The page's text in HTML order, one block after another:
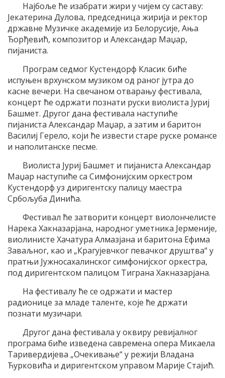
Најбоље ће изабрати жири у чијем су саставу:
Јекатерина Дулова, председница жирија и ректор
државне Музичке академије из Белорусије, Ања
Ђорђевић, композитор и Александар Маџар,
пијаниста.
Програм седмог Кустендорф Класик биће
испуњен врхунском музиком од раног јутра до
касне вечери. На свечаном отварању фестивала,
концерт ће одржати познати руски виолиста Јуриј
Башмет. Другог дана фестивала наступиће
пијаниста Александар Маџар, а затим и баритон
Василиј Герело, који ће извести старе руске романсе
и наполитанске песме.
Виолиста Јуриј Башмет и пијаниста Александар
Маџар наступиће са Симфонијским оркестром
Кустендорф уз диригентску палицу маестра
Србољуба Динића.
Фестивал ће затворити концерт виолончелисте
Нарека Хакназарјана, народног уметника Јерменије,
виолинисте Хачатура Алмазјана и баритона Ефима
Заваљног, као и „Крагујевчког певачког друштва“ у
пратњи Јужносахалинског симфонијског оркeстра,
под диригентском палицом Тиграна Хакназарјана.
На фестивалу ће се одржати и мастер
радионице за младе таленте, које ће држати
познати музичари.
Другог дана фестивала у оквиру ревијалног
програма биће изведена савремена опера Микаела
Таривердијева „Очекивање“ у режији Владана
Ћурковића и диригентском управом Марије Стајић.